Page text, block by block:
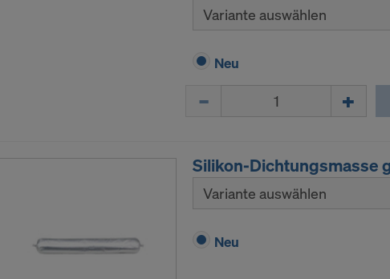
Variante auswählen
Neu
Silikon-Dichtungsmasse
Variante auswählen
Neu
.Wir bieten Ihnen auch die Möglichkeit, Ihre Cookies
MIT DER VERARBEITUNG VON COOKIES UND DER
IHRER PERSONENBEZOGENEN DATEN IN